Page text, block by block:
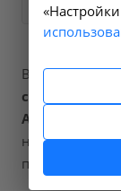
В наших
сосудистых
A16.01.015-01
направление,
полису ОМС